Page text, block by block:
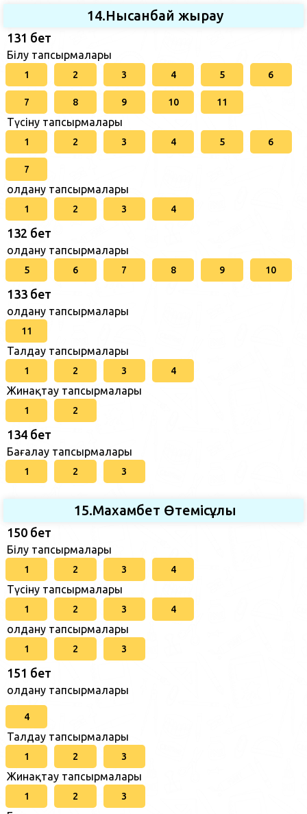
14.Нысанбай жырау
131 бет
Білу тапсырмалары
1 2 3 4 5 6
7 8 9 10 11
Түсіну тапсырмалары
1 2 3 4 5 6
7
Қолдану тапсырмалары
1 2 3 4
132 бет
Қолдану тапсырмалары
5 6 7 8 9 10
133 бет
Қолдану тапсырмалары
11
Талдау тапсырмалары
1 2 3 4
Жинақтау тапсырмалары
1 2
134 бет
Бағалау тапсырмалары
1 2 3
15.Махамбет Өтемісұлы
150 бет
Білу тапсырмалары
1 2 3 4
Түсіну тапсырмалары
1 2 3 4
Қолдану тапсырмалары
1 2 3
151 бет
Қолдану тапсырмалары
4
Талдау тапсырмалары
1 2 3
Жинақтау тапсырмалары
1 2 3